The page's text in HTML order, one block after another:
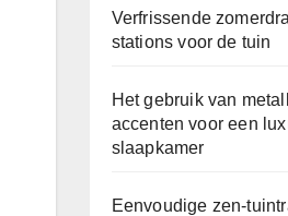
Verfrissende
stations voor de tuin
Het gebruik van
accenten voor een
slaapkamer
Eenvoudige zen-